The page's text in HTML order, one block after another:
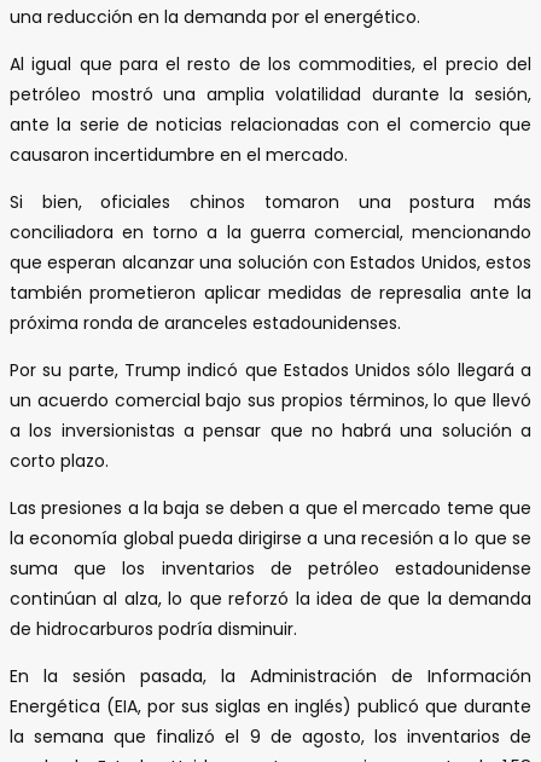
una reducción en la demanda por el energético.
Al igual que para el resto de los commodities, el precio del
petróleo mostró una amplia volatilidad durante la sesión,
ante la serie de noticias relacionadas con el comercio que
causaron incertidumbre en el mercado.
Si bien, oficiales chinos tomaron una postura más
conciliadora en torno a la guerra comercial, mencionando
que esperan alcanzar una solución con Estados Unidos, estos
también prometieron aplicar medidas de represalia ante la
próxima ronda de aranceles estadounidenses.
Por su parte, Trump indicó que Estados Unidos sólo llegará a
un acuerdo comercial bajo sus propios términos, lo que llevó
a los inversionistas a pensar que no habrá una solución a
corto plazo.
Las presiones a la baja se deben a que el mercado teme que
la economía global pueda dirigirse a una recesión a lo que se
suma que los inventarios de petróleo estadounidense
continúan al alza, lo que reforzó la idea de que la demanda
de hidrocarburos podría disminuir.
En la sesión pasada, la Administración de Información
Energética (EIA, por sus siglas en inglés) publicó que durante
la semana que finalizó el 9 de agosto, los inventarios de